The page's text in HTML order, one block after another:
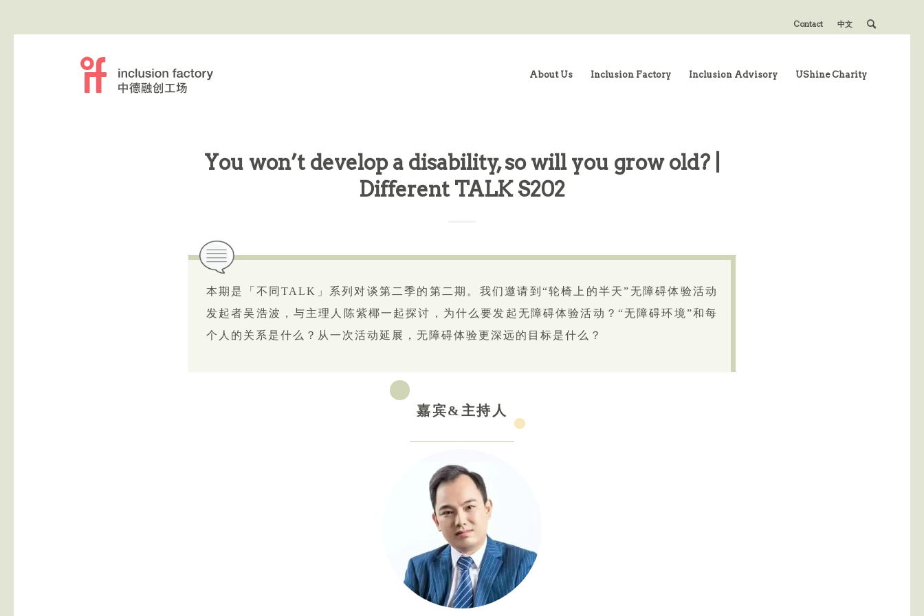
Contact 中文
About Us Inclusion Factory Inclusion Advisory UShine Charity
You won’t develop a disability, so will you grow old? |
Different TALK S202
本期是「不同TALK」系列对谈第二季的第二期。我们邀请到“轮椅上的半天”无障碍体验活动
发起者吴浩波，与主理人陈紫椰一起探讨，为什么要发起无障碍体验活动？“无障碍环境”和每
个人的关系是什么？从一次活动延展，无障碍体验更深远的目标是什么？
嘉宾&主持人